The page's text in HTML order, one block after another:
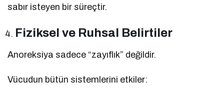
sabır isteyen bir süreçtir.
Fiziksel ve Ruhsal Belirtiler
Anoreksiya sadece “zayıflık” değildir.
Vücudun bütün sistemlerini etkiler: